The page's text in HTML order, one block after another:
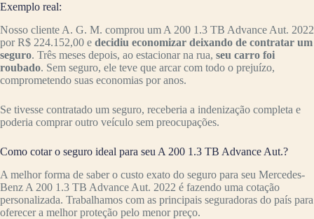
Exemplo real:
Nosso cliente A. G. M. comprou um A 200 1.3 TB Advance Aut. 2022
por R$ 224.152,00 e decidiu economizar deixando de contratar um
seguro. Três meses depois, ao estacionar na rua, seu carro foi
roubado. Sem seguro, ele teve que arcar com todo o prejuízo,
comprometendo suas economias por anos.
Se tivesse contratado um seguro, receberia a indenização completa e
poderia comprar outro veículo sem preocupações.
Como cotar o seguro ideal para seu A 200 1.3 TB Advance Aut.?
A melhor forma de saber o custo exato do seguro para seu Mercedes-
Benz A 200 1.3 TB Advance Aut. 2022 é fazendo uma cotação
personalizada. Trabalhamos com as principais seguradoras do país para
oferecer a melhor proteção pelo menor preço.